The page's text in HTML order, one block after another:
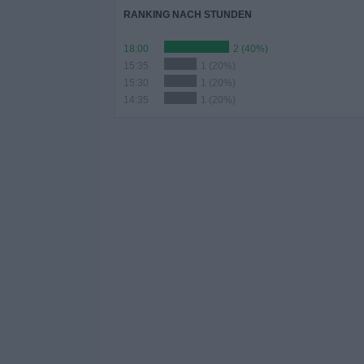
RANKING NACH STUNDEN
18:00
2 (40%)
15:35
1 (20%)
15:30
1 (20%)
14:35
1 (20%)